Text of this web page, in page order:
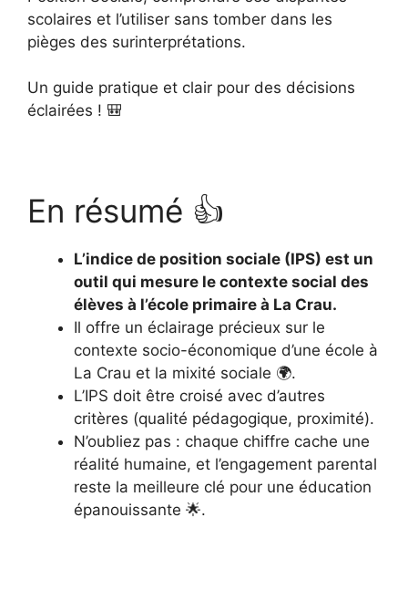
scolaires et l’utiliser sans tomber dans les
pièges des surinterprétations.
Un guide pratique et clair pour des décisions
éclairées ! 🎒
En résumé 👍
L’indice de position sociale (IPS) est un
outil qui mesure le contexte social des
élèves à l’école primaire à La Crau.
Il offre un éclairage précieux sur le
contexte socio-économique d’une école à
La Crau et la mixité sociale 🌍.
L’IPS doit être croisé avec d’autres
critères (qualité pédagogique, proximité).
N’oubliez pas : chaque chiffre cache une
réalité humaine, et l’engagement parental
reste la meilleure clé pour une éducation
épanouissante 🌟.